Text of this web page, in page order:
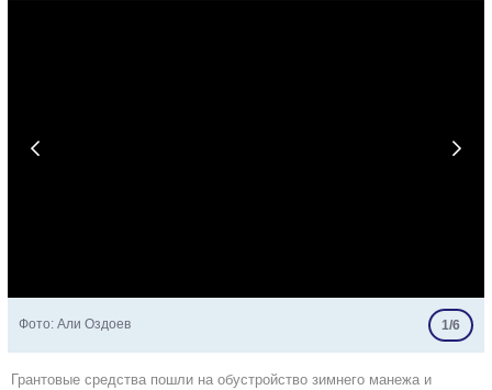
 
Фото: Али Оздоев 1/6
Грантовые средства пошли на обустройство зимнего манежа и